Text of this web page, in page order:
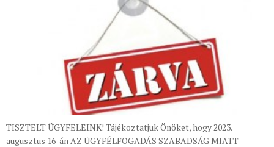
TISZTELT ÜGYFELEINK! Tájékoztatjuk Önöket, hogy 2023.
augusztus 16-án AZ ÜGYFÉLFOGADÁS SZABADSÁG MIATT